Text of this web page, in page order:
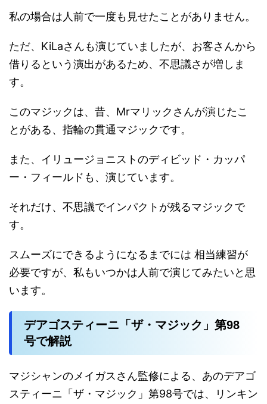
私の場合は人前で一度も見せたことがありません。
ただ、KiLaさんも演じていましたが、お客さんから
借りるという演出があるため、不思議さが増しま
す。
このマジックは、昔、Mrマリックさんが演じたこ
とがある、指輪の貫通マジックです。
また、イリュージョニストのディビッド・カッパ
ー・フィールドも、演じています。
それだけ、不思議でインパクトが残るマジックで
す。
スムーズにできるようになるまでには 相当練習が
必要ですが、私もいつかは人前で演じてみたいと思
います。
デアゴスティーニ「ザ・マジック」第98
号で解説
マジシャンのメイガスさん監修による、あのデアゴ
スティーニ「ザ・マジック」第98号では、リンキン